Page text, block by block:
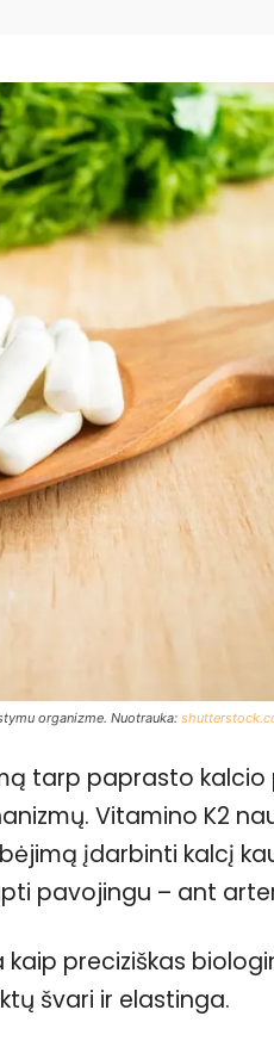
organizme. Nuotrauka:
tarp paprasto kalcio
Vitamino K2
įdarbinti kalcį
pavojingu – ant
preciziškas
švari ir elastinga.